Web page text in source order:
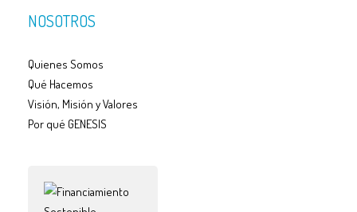
NOSOTROS
Quienes Somos
Qué Hacemos
Visión, Misión y Valores
Por qué GENESIS